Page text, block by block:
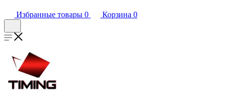
Избранные товары 0 Корзина 0